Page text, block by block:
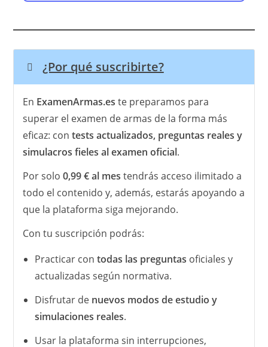
¿Por qué suscribirte?
En ExamenArmas.es te preparamos para
superar el examen de armas de la forma más
eficaz: contests actualizados, preguntas reales y
simulacros fieles al examen oficial.
Por solo0,99 € al mes tendrás acceso ilimitado a
todo el contenido y, además, estarás apoyando a
que la plataforma siga mejorando.
Con tu suscripción podrás:
Practicar contodas las preguntas oficiales y
actualizadas según normativa.
Disfrutar de nuevos modos de estudio y
simulaciones reales.
Usar la plataforma sin interrupciones,